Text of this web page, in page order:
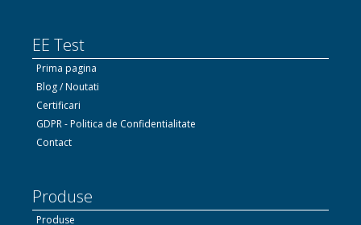
EE Test
Prima pagina
Blog / Noutati
Certificari
GDPR - Politica de Confidentialitate
Contact
Produse
Produse